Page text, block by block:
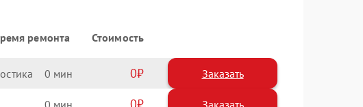
ремонта Стоимость
0 0 Заказать
0 Заказать